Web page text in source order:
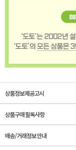
상품정보제공고시
상품구매 필독사항
배송/거래정보 안내